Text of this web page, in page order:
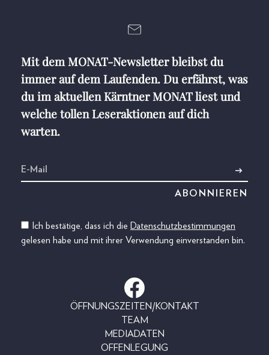
Mit dem MONAT-Newsletter bleibst du
immer auf dem Laufenden. Du erfährst, was
du im aktuellen Kärntner MONAT liest und
welche tollen Leseraktionen auf dich
warten.
Ich bestätige, dass ich die Datenschutzbestimmungen
gelesen habe und mit ihrer Verwendung einverstanden bin.
ÖFFNUNGSZEITEN/KONTAKT
TEAM
MEDIADATEN
OFFENLEGUNG